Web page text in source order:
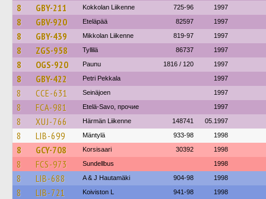
8 GBY-211 Kokkolan Liikenne 725-96 1997
8 GBV-920 Eteläpää 82597 1997
8 GBY-439 Mikkolan Liikenne 819-97 1997
8 ZGS-958 Tyllilä 86737 1997
8 OGS-920 Paunu 1816 / 120 1997
8 GBY-422 Petri Pekkala 1997
8 CCE-631 Seinäjoen 1997
8 FCA-981 Etelä-Savo, прочие 1997
8 XUJ-766 Härmän Liikenne 148741 05.1997
8 LIB-699 Mäntylä 933-98 1998
8 GCY-708 Korsisaari 30392 1998
8 FCS-973 Sundellbus 1998
8 LIB-688 A & J Hautamäki 904-98 1998
8 LIB-721 Koiviston L 941-98 1998